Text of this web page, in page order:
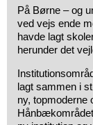
På Børne – og
ved vejs ende
havde lagt
herunder det
lagt sammen i
ny, topmoderne